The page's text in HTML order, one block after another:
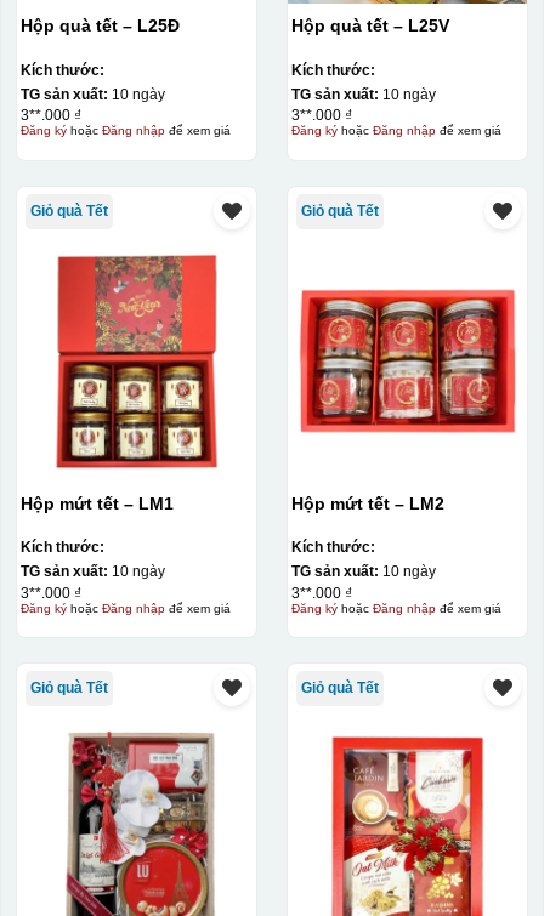
Hộp quà tết – L25Đ
Kích thước:
TG sản xuất: 10 ngày
3**.000 ₫
Đăng kýhoặc Đăng nhậpđể xem giá
Hộp quà tết – L25V
Kích thước:
TG sản xuất: 10 ngày
3**.000 ₫
Đăng kýhoặc Đăng nhậpđể xem giá
Giỏ quà Tết
Hộp mứt tết – LM1
Kích thước:
TG sản xuất: 10 ngày
3**.000 ₫
Đăng kýhoặc Đăng nhậpđể xem giá
Giỏ quà Tết
Hộp mứt tết – LM2
Kích thước:
TG sản xuất: 10 ngày
3**.000 ₫
Đăng kýhoặc Đăng nhậpđể xem giá
Giỏ quà Tết Giỏ quà Tết